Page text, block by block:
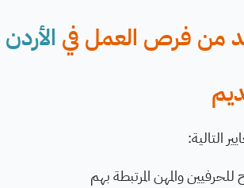
من فرص العمل في الأردن
التالية:
للحرفيين والمهن المرتبطة بهم